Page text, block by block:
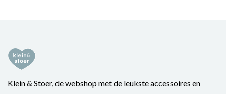
Klein & Stoer, de webshop met de leukste accessoires en